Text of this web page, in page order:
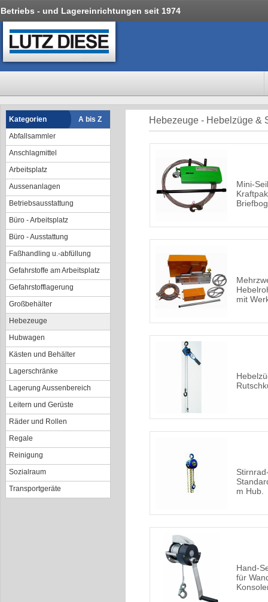
Betriebs - und Lagereinrichtungen seit 1974
Kategorien
A bis Z
Abfallsammler
Anschlagmittel
Arbeitsplatz
Aussenanlagen
Betriebsausstattung
Büro - Arbeitsplatz
Büro - Ausstattung
Faßhandling u.-abfüllung
Gefahrstoffe am Arbeitsplatz
Gefahrstofflagerung
Großbehälter
Hebezeuge
Hubwagen
Kästen und Behälter
Lagerschränke
Lagerung Aussenbereich
Leitern und Gerüste
Räder und Rollen
Regale
Reinigung
Sozialraum
Transportgeräte
Hebezeuge - Hebelzüge &
Mini-
mit
m Hub.
Hand-
für